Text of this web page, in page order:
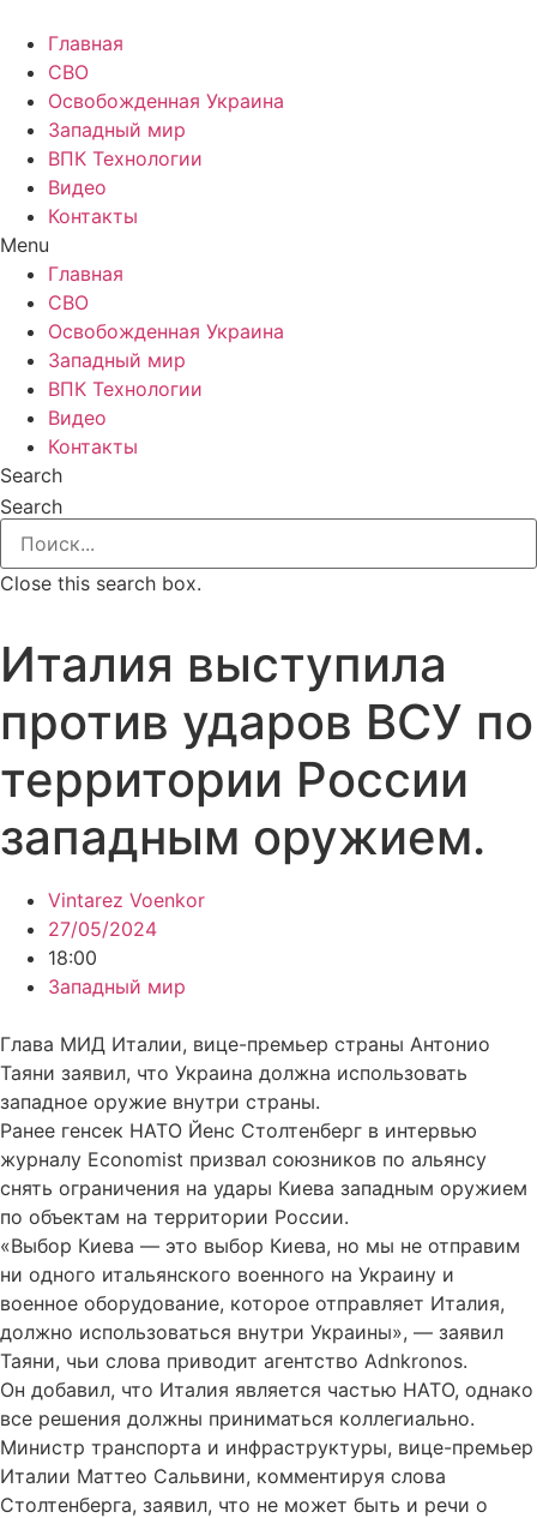
Главная
СВО
Освобожденная Украина
Западный мир
ВПК Технологии
Видео
Контакты
Menu
Главная
СВО
Освобожденная Украина
Западный мир
ВПК Технологии
Видео
Контакты
Search
Search
Close this search box.
Италия выступила
против ударов ВСУ по
территории России
западным оружием.
Vintarez Voenkor
27/05/2024
18:00
Западный мир
Глава МИД Италии, вице-премьер страны Антонио
Таяни заявил, что Украина должна использовать
западное оружие внутри страны.
Ранее генсек НАТО Йенс Столтенберг в интервью
журналу Economist призвал союзников по альянсу
снять ограничения на удары Киева западным оружием
по объектам на территории России.
«Выбор Киева — это выбор Киева, но мы не отправим
ни одного итальянского военного на Украину и
военное оборудование, которое отправляет Италия,
должно использоваться внутри Украины», — заявил
Таяни, чьи слова приводит агентство Adnkronos.
Он добавил, что Италия является частью НАТО, однако
все решения должны приниматься коллегиально.
Министр транспорта и инфраструктуры, вице-премьер
Италии Маттео Сальвини, комментируя слова
Столтенберга, заявил, что не может быть и речи о